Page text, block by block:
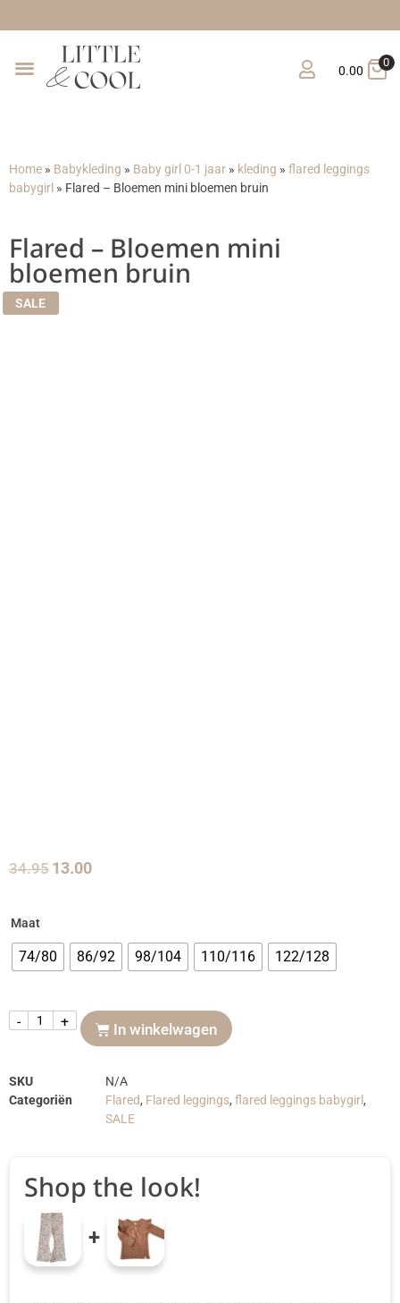
0.00
0
Home » Babykleding » Baby girl 0-1 jaar » kleding » flared leggings
babygirl » Flared – Bloemen mini bloemen bruin
Flared – Bloemen mini
bloemen bruin
SALE
34.95 13.00
Maat
74/80 86/92 98/104 110/116 122/128
- + In winkelwagen
SKU
N/A
Categoriën
Flared, Flared leggings, flared leggings babygirl,
SALE
Shop the look!
+